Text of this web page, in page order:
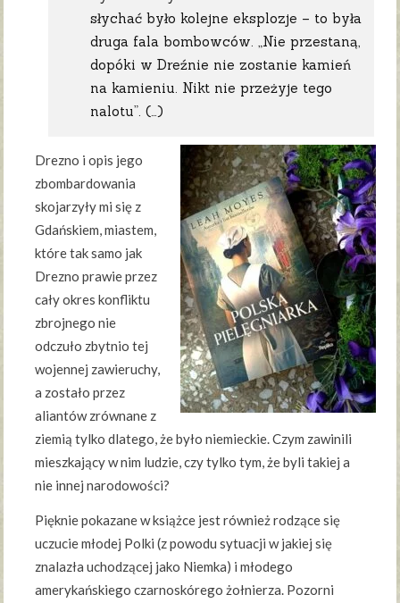
słychać było kolejne eksplozje – to była
druga fala bombowców. „Nie przestaną,
dopóki w Dreźnie nie zostanie kamień
na kamieniu. Nikt nie przeżyje tego
nalotu”. (…)
Drezno i opis jego
zbombardowania
skojarzyły mi się z
Gdańskiem, miastem,
które tak samo jak
Drezno prawie przez
cały okres konfliktu
zbrojnego nie
odczuło zbytnio tej
wojennej zawieruchy,
a zostało przez
aliantów zrównane z
ziemią tylko dlatego, że było niemieckie. Czym zawinili
mieszkający w nim ludzie, czy tylko tym, że byli takiej a
nie innej narodowości?
Pięknie pokazane w książce jest również rodzące się
uczucie młodej Polki (z powodu sytuacji w jakiej się
znalazła uchodzącej jako Niemka) i młodego
amerykańskiego czarnoskórego żołnierza. Pozorni